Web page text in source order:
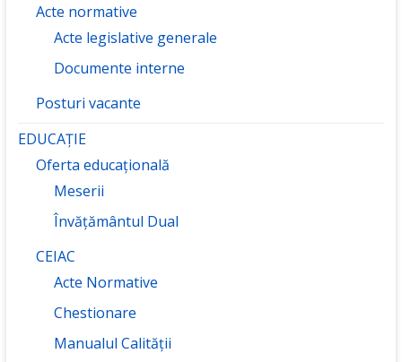
Acte normative
Acte legislative generale
Documente interne
Posturi vacante
EDUCAȚIE
Oferta educațională
Meserii
Învățământul Dual
CEIAC
Acte Normative
Chestionare
Manualul Calității